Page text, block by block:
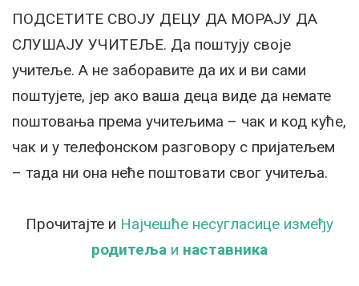
ПОДСЕТИТЕ СВОЈУ ДЕЦУ ДА МОРАЈУ ДА
СЛУШАЈУ УЧИТЕЉЕ. Да поштују своје
учитеље. А не заборавите да их и ви сами
поштујете, јер ако ваша деца виде да немате
поштовања према учитељима – чак и код куће,
чак и у телефонском разговору с пријатељем
– тада ни она неће поштовати свог учитеља.
Прочитајте и Најчешће несугласице између
родитеља и наставника